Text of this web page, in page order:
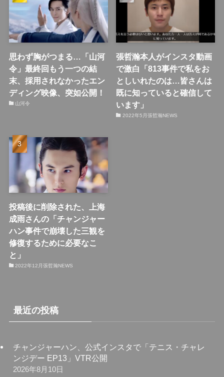
思わず胸がつまる…「山河
令」最終回もう一つの結
末、採用されなかったエン
ディング映像、突如公開！
山河令
張哲瀚本人がインスタ動画
で激白「813事件で私をお
としいれたのは…皆さんは
既に知っていると確信して
います」
2022年5月張哲瀚NEWS
投稿後に削除された、上海
成雨さんの「チャンジャー
ハン事件で崩壊した三観を
修復するために必要なこ
と」
2022年12月張哲瀚NEWS
最近の投稿
チャンジャーハン、公式インスタで「テニス・チャレ
ンジデー EP13」VTR公開
2026年8月10日